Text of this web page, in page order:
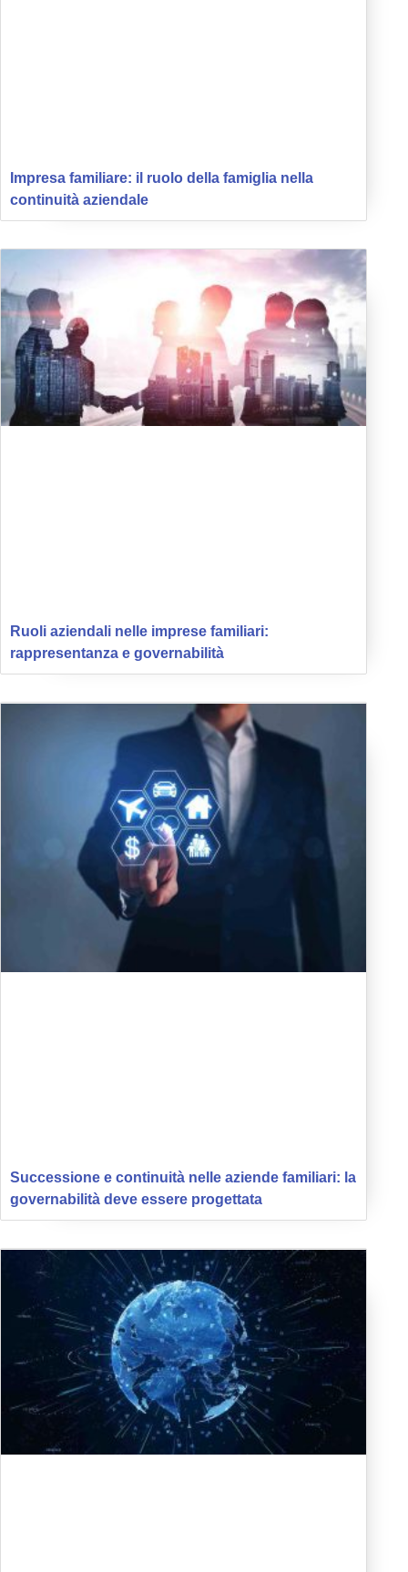
Impresa familiare: il ruolo della famiglia nella
continuità aziendale
Ruoli aziendali nelle imprese familiari:
rappresentanza e governabilità
Successione e continuità nelle aziende familiari: la
governabilità deve essere progettata